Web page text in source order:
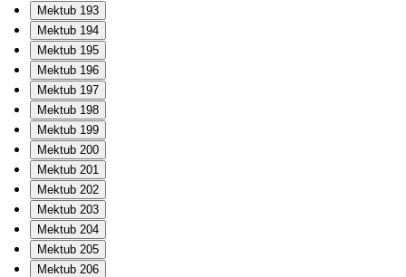
Mektub 193
Mektub 194
Mektub 195
Mektub 196
Mektub 197
Mektub 198
Mektub 199
Mektub 200
Mektub 201
Mektub 202
Mektub 203
Mektub 204
Mektub 205
Mektub 206